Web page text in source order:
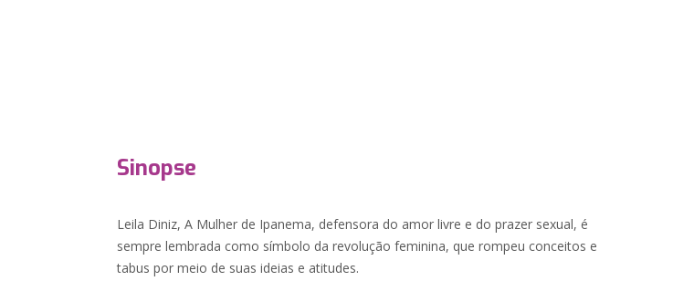
Sinopse
Leila Diniz, A Mulher de Ipanema, defensora do amor livre e do prazer sexual, é
sempre lembrada como símbolo da revolução feminina, que rompeu conceitos e
tabus por meio de suas ideias e atitudes.